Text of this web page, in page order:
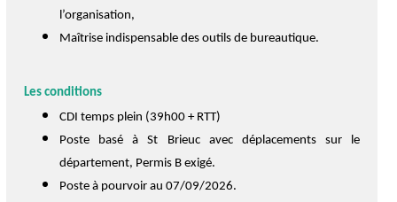
l’organisation,
Maîtrise indispensable des outils de bureautique.
Les conditions
CDI temps plein (39h00 + RTT)
Poste basé à St Brieuc avec déplacements sur le
département, Permis B exigé.
Poste à pourvoir au 07/09/2026.